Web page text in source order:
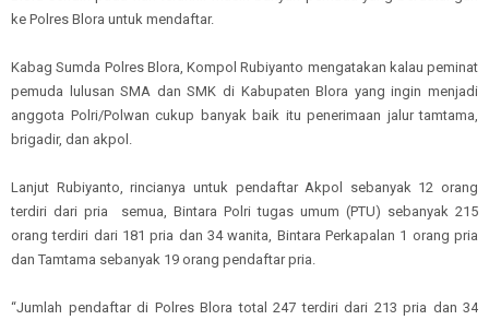
ke Polres Blora untuk mendaftar.
Kabag Sumda Polres Blora, Kompol Rubiyanto mengatakan kalau peminat
pemuda lulusan SMA dan SMK di KabupatenBlora yang ingin menjadi
anggota Polri/Polwan cukup banyak baik itu penerimaan jalur tamtama,
brigadir, dan akpol.
Lanjut Rubiyanto, rincianya untuk pendaftar Akpol sebanyak 12 orang
terdiri dari pria
semua, Bintara Polri tugas umum (PTU) sebanyak 215
orang terdiri dari 181 pria dan 34 wanita, Bintara Perkapalan 1 orang pria
dan Tamtama sebanyak 19 orang pendaftar pria.
“Jumlah pendaftardi Polres Blora total 247 terdiri dari 213 pria dan 34